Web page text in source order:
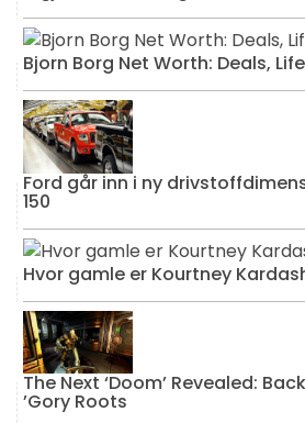
Bjorn Borg Net Worth: Deals,
Ford går inn i ny
150
Hvor gamle er Kourtney
The Next ‘Doom’ Revealed:
’Gory Roots